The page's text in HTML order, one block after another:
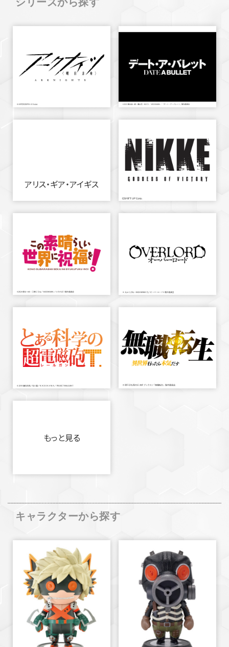
アリス・ギア・アイギス
もっと見る
キャラクターから探す